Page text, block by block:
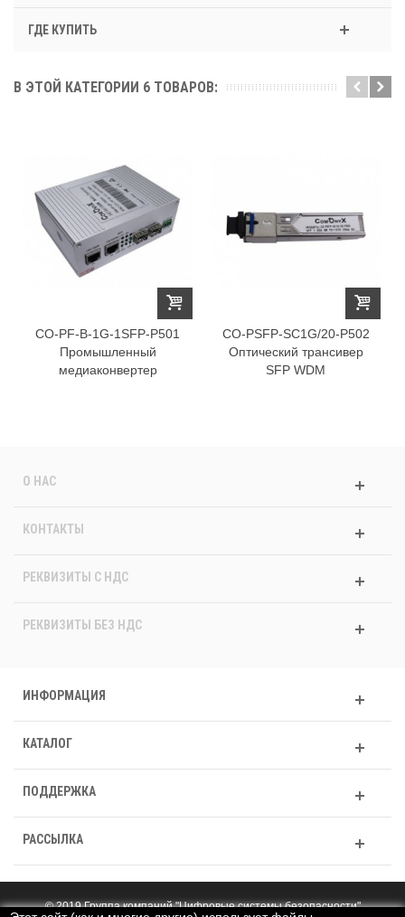
ГДЕ КУПИТЬ
В ЭТОЙ КАТЕГОРИИ 6 ТОВАРОВ:
CO-PF-B-1G-1SFP-P501
Промышленный
медиаконвертер
CO-PSFP-SC1G/20-P502
Оптический трансивер
SFP WDM
О НАС
КОНТАКТЫ
РЕКВИЗИТЫ C НДС
РЕКВИЗИТЫ БЕЗ НДС
ИНФОРМАЦИЯ
КАТАЛОГ
ПОДДЕРЖКА
РАССЫЛКА
© 2019 Группа компаний "Цифровые системы безопасности"